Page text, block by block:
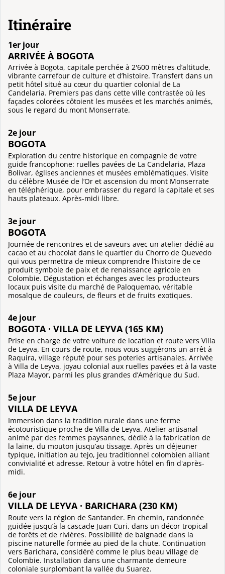
Itinéraire
1er jour
ARRIVÉE À BOGOTA
Arrivée à Bogota, capitale perchée à 2'600 mètres d’altitude,
vibrante carrefour de culture et d’histoire. Transfert dans un
petit hôtel situé au cœur du quartier colonial de La
Candelaria. Premiers pas dans cette ville contrastée où les
façades colorées côtoient les musées et les marchés animés,
sous le regard du mont Monserrate.
2e jour
BOGOTA
Exploration du centre historique en compagnie de votre
guide francophone: ruelles pavées de La Candelaria, Plaza
Bolivar, églises anciennes et musées emblématiques. Visite
du célèbre Musée de l’Or et ascension du mont Monserrate
en téléphérique, pour embrasser du regard la capitale et ses
hauts plateaux. Après-midi libre.
3e jour
BOGOTA
Journée de rencontres et de saveurs avec un atelier dédié au
cacao et au chocolat dans le quartier du Chorro de Quevedo
qui vous permettra de mieux comprendre l’histoire de ce
produit symbole de paix et de renaissance agricole en
Colombie. Dégustation et échanges avec les producteurs
locaux puis visite du marché de Paloquemao, véritable
mosaïque de couleurs, de fleurs et de fruits exotiques.
4e jour
BOGOTA · VILLA DE LEYVA (165 KM)
Prise en charge de votre voiture de location et route vers Villa
de Leyva. En cours de route, nous vous suggérons un arrêt à
Raquira, village réputé pour ses poteries artisanales. Arrivée
à Villa de Leyva, joyau colonial aux ruelles pavées et à la vaste
Plaza Mayor, parmi les plus grandes d’Amérique du Sud.
5e jour
VILLA DE LEYVA
Immersion dans la tradition rurale dans une ferme
écotouristique proche de Villa de Leyva. Atelier artisanal
animé par des femmes paysannes, dédié à la fabrication de
la laine, du mouton jusqu’au tissage. Après un déjeuner
typique, initiation au tejo, jeu traditionnel colombien alliant
convivialité et adresse. Retour à votre hôtel en fin d'après-
midi.
6e jour
VILLA DE LEYVA · BARICHARA (230 KM)
Route vers la région de Santander. En chemin, randonnée
guidée jusqu’à la cascade Juan Curi, dans un décor tropical
de forêts et de rivières. Possibilité de baignade dans la
piscine naturelle formée au pied de la chute. Continuation
vers Barichara, considéré comme le plus beau village de
Colombie. Installation dans une charmante demeure
coloniale surplombant la vallée du Suarez.